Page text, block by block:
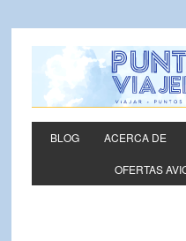
BLOG ACERCA DE
OFERTAS